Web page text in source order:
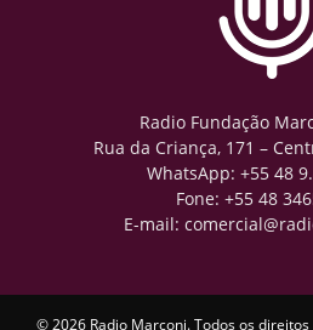
Radio Fundação
Rua da Criança, 171 –
WhatsApp: +55 48
Fone: +55 48
E-mail:
© 2026 Radio Marconi. Todos os